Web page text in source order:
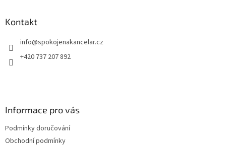
Kontakt
info@spokojenakancelar.cz
+420 737 207 892
Informace pro vás
Podmínky doručování
Obchodní podmínky